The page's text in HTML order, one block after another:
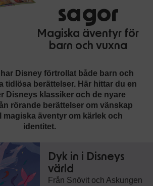
sagor
Magiska äventyr för
barn och vuxna
har Disney förtrollat både barn och
tidlösa berättelser. Här hittar du en
Disneys klassiker och de nyare
rörande berättelser om vänskap
magiska äventyr om kärlek och
identitet.
Dyk in i Disneys
värld
Från Snövit och Askungen